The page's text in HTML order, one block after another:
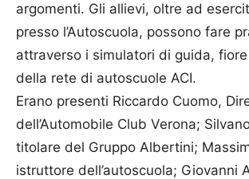
argomenti. Gli allievi, oltre ad
presso l’Autoscuola, possono fare
attraverso i simulatori di guida, fiore
della rete di autoscuole ACI.
Erano presenti Riccardo Cuomo,
dell’Automobile Club Verona;
titolare del Gruppo Albertini;
istruttore dell’autoscuola; Giovanni